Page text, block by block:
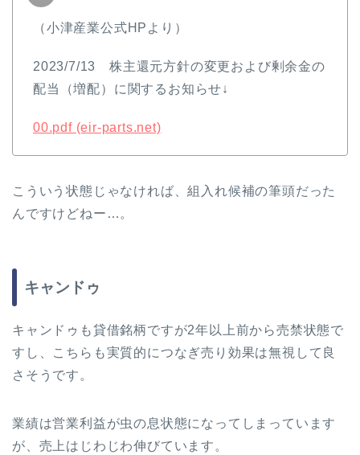
（小津産業公式HPより）
2023/7/13 株主還元方針の変更および剰余金の
配当（増配）に関するお知らせ↓
00.pdf (eir-parts.net)
こういう状態じゃなければ、組入れ候補の筆頭だった
んですけどねー…。
キャンドゥ
キャンドゥも貸借銘柄ですが2年以上前から売禁状態で
すし、こちらも実質的につなぎ売り効果は無視して良
さそうです。
業績は営業利益が虫の息状態になってしまっています
が、売上はじわじわ伸びています。